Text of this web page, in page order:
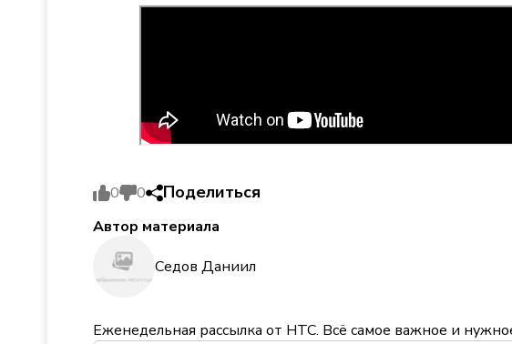
0 0 Поделиться
Автор материала
Седов Даниил
Еженедельная рассылка от НТС. Всё самое важное и